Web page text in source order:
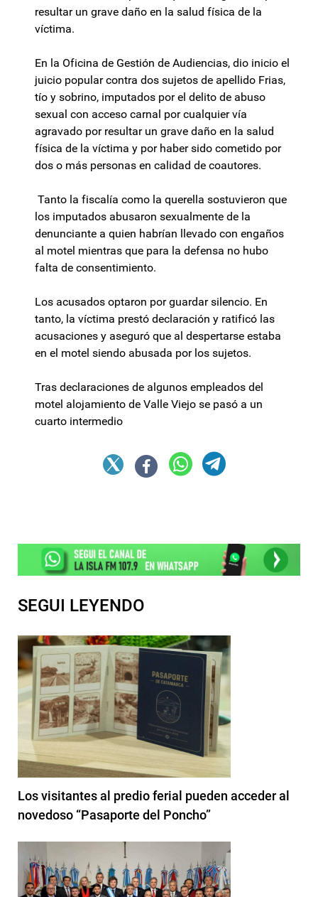
resultar un grave daño en la salud física de la
víctima.
En la Oficina de Gestión de Audiencias, dio inicio el
juicio popular contra dos sujetos de apellido Frias,
tío y sobrino, imputados por el delito de abuso
sexual con acceso carnal por cualquier vía
agravado por resultar un grave daño en la salud
física de la víctima y por haber sido cometido por
dos o más personas en calidad de coautores.
Tanto la fiscalía como la querella sostuvieron que
los imputados abusaron sexualmente de la
denunciante a quien habrían llevado con engaños
al motel mientras que para la defensa no hubo
falta de consentimiento.
Los acusados optaron por guardar silencio. En
tanto, la víctima prestó declaración y ratificó las
acusaciones y aseguró que al despertarse estaba
en el motel siendo abusada por los sujetos.
Tras declaraciones de algunos empleados del
motel alojamiento de Valle Viejo se pasó a un
cuarto intermedio
SEGUI LEYENDO
Los visitantes al predio ferial pueden acceder al
novedoso “Pasaporte del Poncho”